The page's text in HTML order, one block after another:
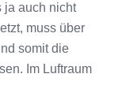
ja auch nicht
muss über
somit die
Im Luftraum